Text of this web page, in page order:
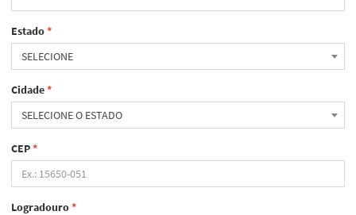
Estado*
SELECIONE
Cidade*
SELECIONE O ESTADO
CEP*
Logradouro*